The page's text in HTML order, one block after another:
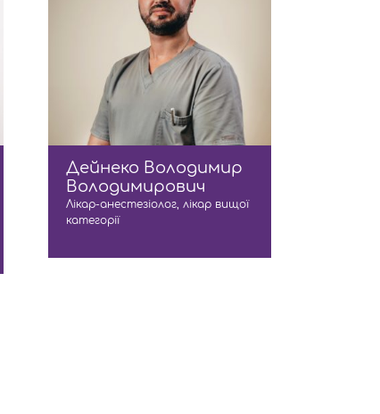
Дейнеко Володимир
Володимирович
Лікар-анестезіолог, лікар вищої
категорії